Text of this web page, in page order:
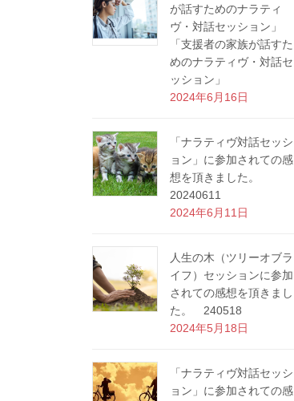
が話すためのナラティ
ヴ・対話セッション」
「支援者の家族が話すた
めのナラティヴ・対話セ
ッション」
2024年6月16日
「ナラティヴ対話セッシ
ョン」に参加されての感
想を頂きました。
20240611
2024年6月11日
人生の木（ツリーオブラ
イフ）セッションに参加
されての感想を頂きまし
た。 240518
2024年5月18日
「ナラティヴ対話セッシ
ョン」に参加されての感